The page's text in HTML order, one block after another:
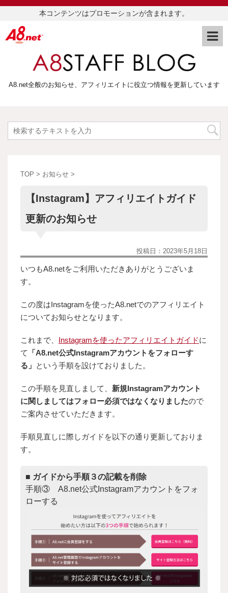
本コンテンツはプロモーションが含まれます。
A8.net全般のお知らせ、アフィリエイトに役立つ情報を更新しています
TOP > お知らせ >
【Instagram】アフィリエイトガイド
更新のお知らせ
投稿日： 2023年5月18日
いつもA8.netをご利用いただきありがとうございま
す。
この度はInstagramを使ったA8.netでのアフィリエイト
についてお知らせとなります。
これまで、 Instagramを使ったアフィリエイトガイドに
て
「A8.net公式Instagramアカウントをフォローす
る」 という手順を設けておりました。
この手順を見直しまして、 新規Instagramアカウント
に関しましてはフォロー必須ではなくなりましたので
ご案内させていただきます。
手順見直しに際しガイドを以下の通り更新しておりま
す。
■ ガイドから手順３の記載を削除
手順③ A8.net公式Instagramアカウントをフォ
ローする